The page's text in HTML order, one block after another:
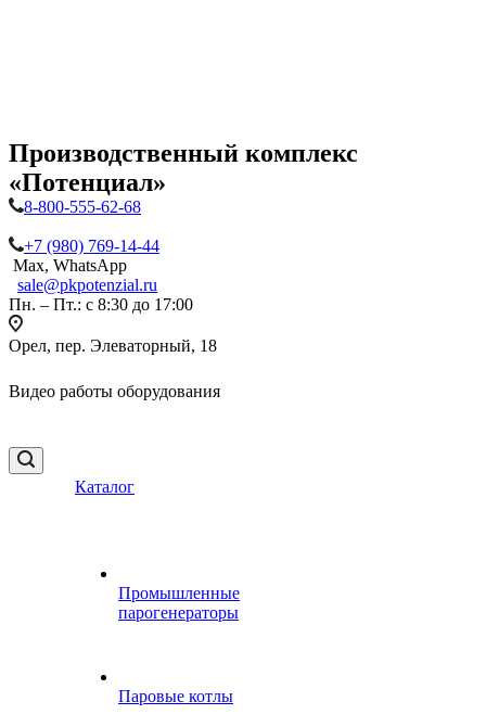
Производственный комплекс
«Потенциал»
8-800-555-62-68
+7 (980) 769-14-44
Max, WhatsApp
sale@pkpotenzial.ru
Пн. – Пт.: с 8:30 до 17:00
Орел, пер. Элеваторный, 18
Видео работы оборудования
Каталог
Промышленные
парогенераторы
Паровые котлы